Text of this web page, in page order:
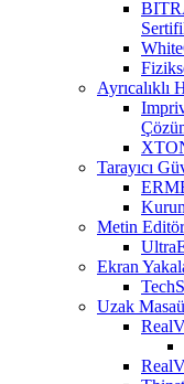
Ayrıcalıklı
Tarayıcı
Metin
Ekran
Uzak